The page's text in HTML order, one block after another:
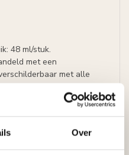
Over
48 ml/stuk.
met een
met alle
silicaathoudende verven.